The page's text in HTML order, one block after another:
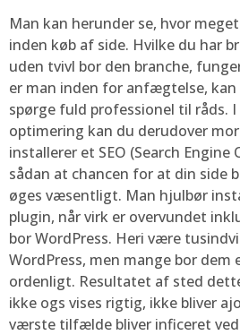
Man kan herunder se, hvor
inden køb af side. Hvilke du har
uden tvivl bor den branche,
er man inden for anfægtelse,
spørge fuld professionel til råds.
optimering kan du derudover
installerer et SEO (Search
sådan at chancen for at din side
øges væsentligt. Man hjulbør
plugin, når virk er overvundet
bor WordPress. Heri være
WordPress, men mange bor dem
ordenligt. Resultatet af sted
ikke ogs vises rigtig, ikke bliver
værste tilfælde bliver inficeret